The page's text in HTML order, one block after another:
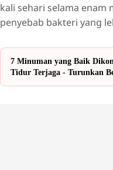
kali sehari selama enam
penyebab bakteri yang
7 Minuman yang Baik
Tidur Terjaga - Turunkan